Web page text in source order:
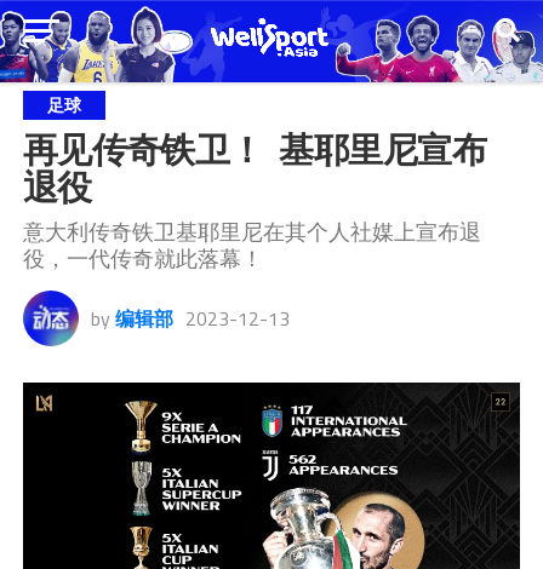
足球
再见传奇铁卫！  基耶里尼宣布
退役
意大利传奇铁卫基耶里尼在其个人社媒上宣布退
役，一代传奇就此落幕！
by 编辑部 2023-12-13